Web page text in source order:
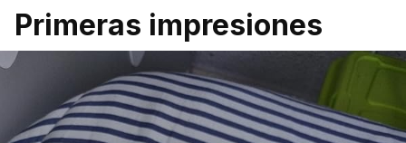
Primeras impresiones